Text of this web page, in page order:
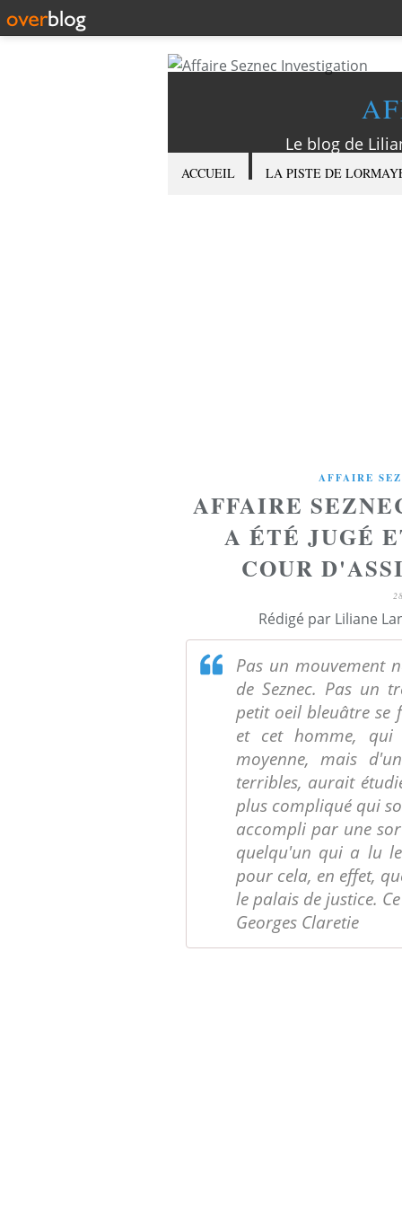
Le blog de
ACCUEIL LA PISTE DE
AFFAIRE
AFFAIRE
A ÉTÉ JUGÉ
COUR
Rédigé par Liliane
Pas un mouvement
de Seznec. Pas un
petit oeil bleuâtre se
et cet homme, qui
moyenne, mais
terribles, aurait
plus compliqué qui
accompli par une
quelqu'un qui a lu
pour cela, en effet,
le palais de justice.
Georges Claretie